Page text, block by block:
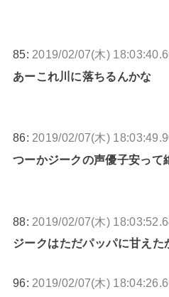
85: 2019/02/07(木)
あーこれ川に落ちるんかな
86: 2019/02/07(木)
つーかジークの声優子安って
88: 2019/02/07(木)
ジークはただパッパに甘えた
96: 2019/02/07(木)